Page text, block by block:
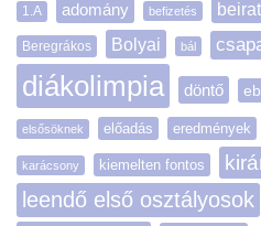
1.A adomány befizetés
Beregrákos Bolyai bál
diákolimpia döntő
elsősöknek előadás eredmények
karácsony kiemelten fontos
leendő első osztályosok